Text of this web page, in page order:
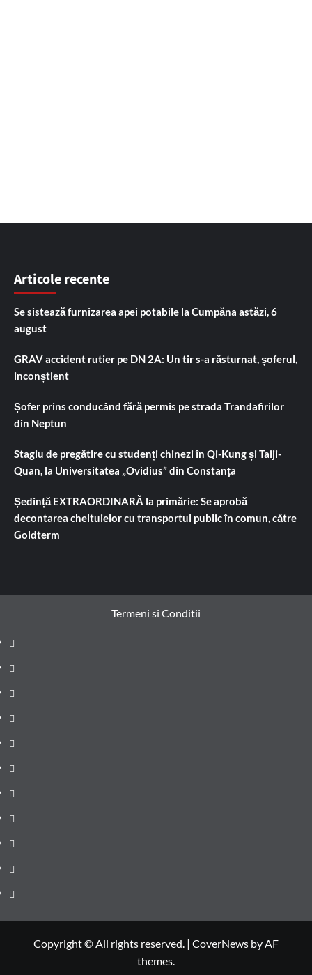
Articole recente
Se sistează furnizarea apei potabile la Cumpăna astăzi, 6
august
GRAV accident rutier pe DN 2A: Un tir s-a răsturnat, șoferul,
inconștient
Șofer prins conducând fără permis pe strada Trandafirilor
din Neptun
Stagiu de pregătire cu studenți chinezi în Qi-Kung și Taiji-
Quan, la Universitatea „Ovidius” din Constanța
Ședință EXTRAORDINARĂ la primărie: Se aprobă
decontarea cheltuielor cu transportul public în comun, către
Goldterm
Termeni si Conditii
Prima
pagină
Știri
de
ultima
Administrație
locală
Actualitate
Justiție
Cultura
Sănătate
Litoral
Joburi
Politică
Comunicate
Copyright © All rights reserved. | CoverNews by AF
themes.